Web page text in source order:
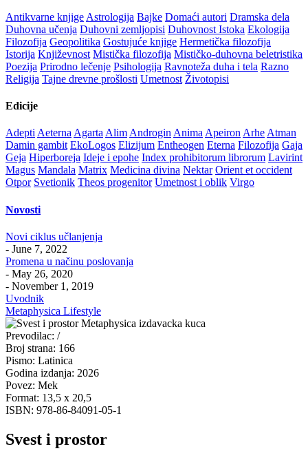
Antikvarne knjige Astrologija Bajke Domaći autori Dramska dela
Duhovna učenja Duhovni zemljopisi Duhovnost Istoka Ekologija
Filozofija Geopolitika Gostujuće knjige Hermetička filozofija
Istorija Književnost Mistička filozofija Mističko-duhovna beletristika
Poezija Prirodno lečenje Psihologija Ravnoteža duha i tela Razno
Religija Tajne drevne prošlosti Umetnost Životopisi
Edicije
AdeptiAeternaAgartaAlimAndroginAnimaApeironArheAtman
Damin gambit EkoLogos Elizijum Entheogen Eterna Filozofija Gaja
Geja Hiperboreja Ideje i epohe Index prohibitorum librorum Lavirint
Magus Mandala Matrix Medicina divina Nektar Orient et occident
Otpor Svetionik Theos progenitor Umetnost i oblik Virgo
Novosti
Novi ciklus učlanjenja
- June 7, 2022
Promena u načinu poslovanja
- May 26, 2020
- November 1, 2019
Uvodnik
Metaphysica Lifestyle
Prevodilac: /
Broj strana: 166
Pismo: Latinica
Godina izdanja: 2026
Povez: Mek
Format: 13,5 x 20,5
ISBN: 978-86-84091-05-1
Svest i prostor